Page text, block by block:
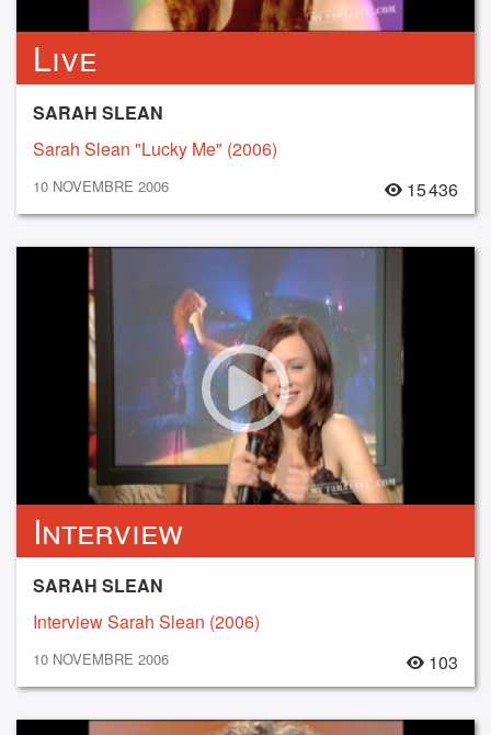
Live
SARAH SLEAN
Sarah Slean "Lucky Me" (2006)
10 NOVEMBRE 2006 15 436
Interview
SARAH SLEAN
Interview Sarah Slean (2006)
10 NOVEMBRE 2006 103